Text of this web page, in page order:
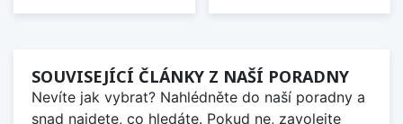
SOUVISEJÍCÍ ČLÁNKY Z NAŠÍ PORADNY
Nevíte jak vybrat? Nahlédněte do naší poradny a
snad najdete, co hledáte. Pokud ne, zavolejte